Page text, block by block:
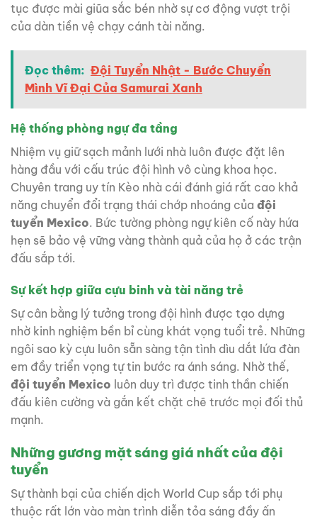
tục được mài giũa sắc bén nhờ sự cơ động vượt trội
của dàn tiền vệ chạy cánh tài năng.
Đọc thêm: Đội Tuyển Nhật - Bước Chuyển
Mình Vĩ Đại Của Samurai Xanh
Hệ thống phòng ngự đa tầng
Nhiệm vụ giữ sạch mảnh lưới nhà luôn được đặt lên
hàng đầu với cấu trúc đội hình vô cùng khoa học.
Chuyên trang uy tín Kèo nhà cái đánh giá rất cao khả
năng chuyển đổi trạng thái chớp nhoáng của đội
tuyển Mexico. Bức tường phòng ngự kiên cố này hứa
hẹn sẽ bảo vệ vững vàng thành quả của họ ở các trận
đấu sắp tới.
Sự kết hợp giữa cựu binh và tài năng trẻ
Sự cân bằng lý tưởng trong đội hình được tạo dựng
nhờ kinh nghiệm bền bỉ cùng khát vọng tuổi trẻ. Những
ngôi sao kỳ cựu luôn sẵn sàng tận tình dìu dắt lứa đàn
em đầy triển vọng tự tin bước ra ánh sáng. Nhờ thế,
đội tuyển Mexico luôn duy trì được tinh thần chiến
đấu kiên cường và gắn kết chặt chẽ trước mọi đối thủ
mạnh.
Những gương mặt sáng giá nhất của đội
tuyển
Sự thành bại của chiến dịch World Cup sắp tới phụ
thuộc rất lớn vào màn trình diễn tỏa sáng đầy ấn